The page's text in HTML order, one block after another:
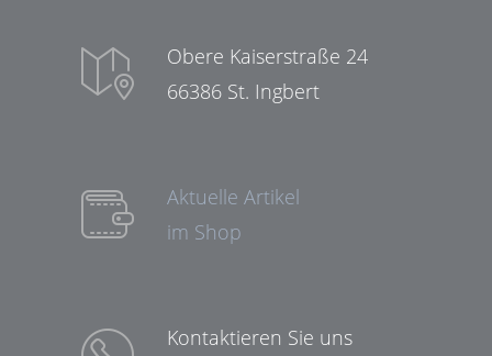
Obere Kaiserstraße 24
66386 St. Ingbert
Aktuelle Artikel
im Shop
Kontaktieren Sie uns